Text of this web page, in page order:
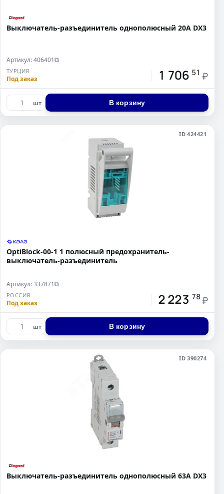
Выключатель-разъединитель однополюсный 20А DX3
Артикул: 406401⧉
ТУРЦИЯ
Под заказ 1 706 51 ₽
шт В корзину
ID 424421
OptiBlock-00-1 1 полюсный предохранитель-
выключатель-разъединитель
Артикул: 337871⧉
РОССИЯ
Под заказ 2 223 78 ₽
шт В корзину
ID 390274
Выключатель-разъединитель однополюсный 63А DX3